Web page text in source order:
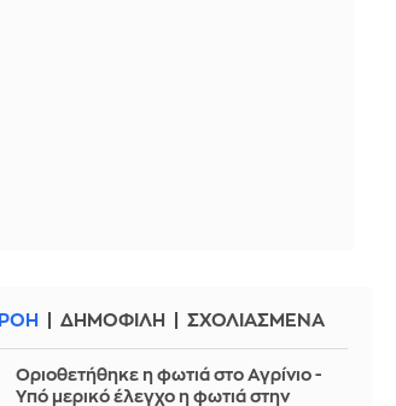
ΡΟΗ ΔΗΜΟΦΙΛΗ ΣΧΟΛΙΑΣΜΕΝΑ
Οριοθετήθηκε η φωτιά στο Αγρίνιο -
Υπό μερικό έλεγχο η φωτιά στην